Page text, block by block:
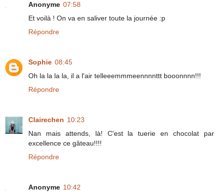
Anonyme 07:58
Et voilà ! On va en saliver toute la journée :p
Répondre
Sophie 08:45
Oh la la la la, il a l'air telleeemmmeennnnttt booonnnn!!!
Répondre
Clairechen 10:23
Nan mais attends, là! C'est la tuerie en chocolat par
excellence ce gâteau!!!!
Répondre
Anonyme 10:42